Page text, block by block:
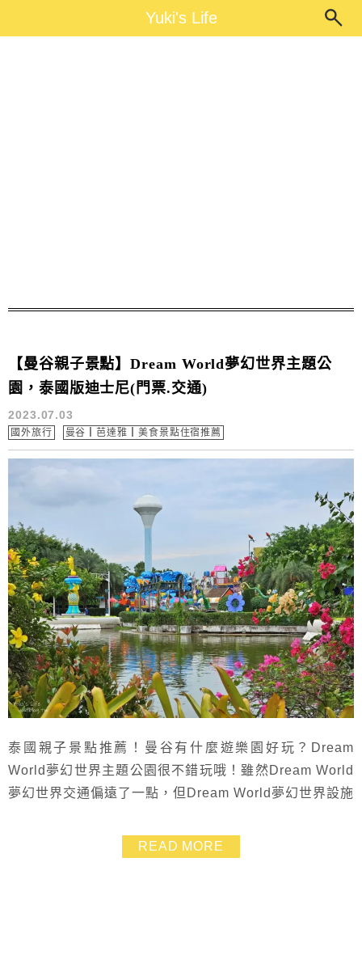
Yuki's LifeYuki's Life
【曼谷親子景點】Dream World夢幻世界主題公
園，泰國版迪士尼(門票.交通)
2023.07.03
國外旅行 曼谷┃芭達雅┃美食景點住宿推薦
泰國親子景點推薦！曼谷有什麼遊樂園好玩？Dream
World夢幻世界主題公園很不錯玩哦！雖然Dream World
夢幻世界交通偏遠了一點，但Dream World夢幻世界設施
小孩的親子曼谷自由行，來到Dream World夢幻世界會有
種泰國迪士尼的感覺耶！
READ MORE